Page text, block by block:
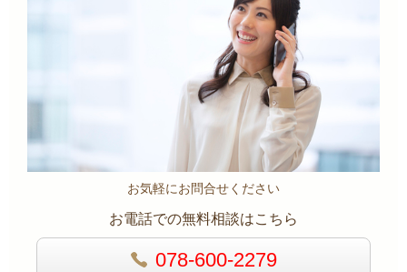
お気軽にお問合せください
お電話での無料相談はこちら
078-600-2279